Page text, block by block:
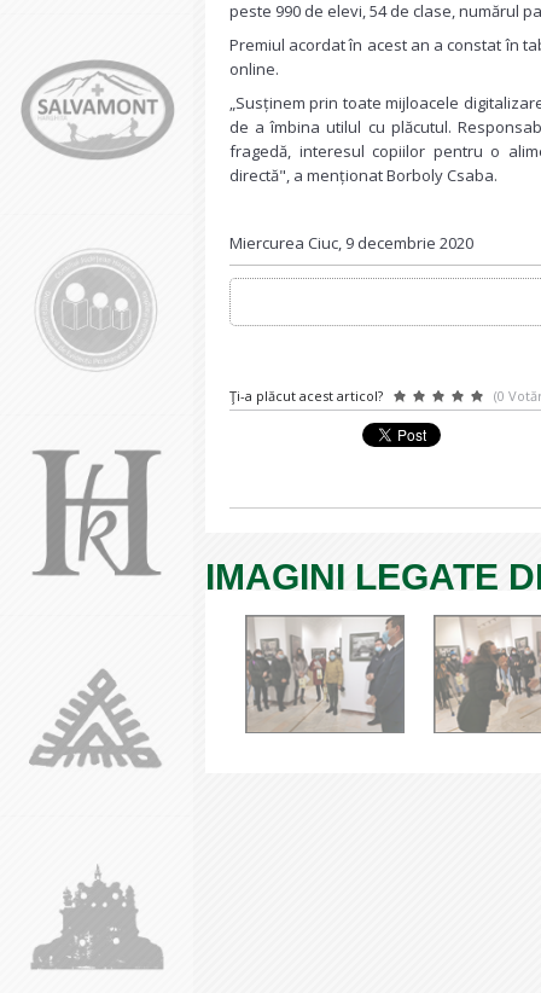
peste 990 de elevi, 54 de clase, numărul
Premiul acordat în acest an a constat în
online.
„Susținem prin toate mijloacele
de a îmbina utilul cu plăcutul.
fragedă, interesul copiilor pentru o
directă", a menționat Borboly Csaba.
Miercurea Ciuc, 9 decembrie 2020
Ţi-a plăcut acest articol? (0
IMAGINI LEGATE